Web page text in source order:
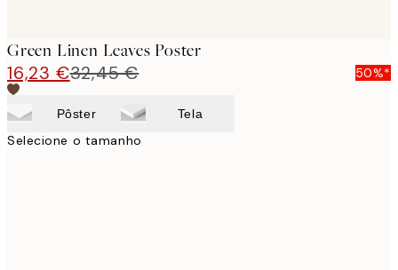
Green Linen Leaves Poster
16,23 €32,45 € 50%*
Pôster Tela
Selecione o tamanho